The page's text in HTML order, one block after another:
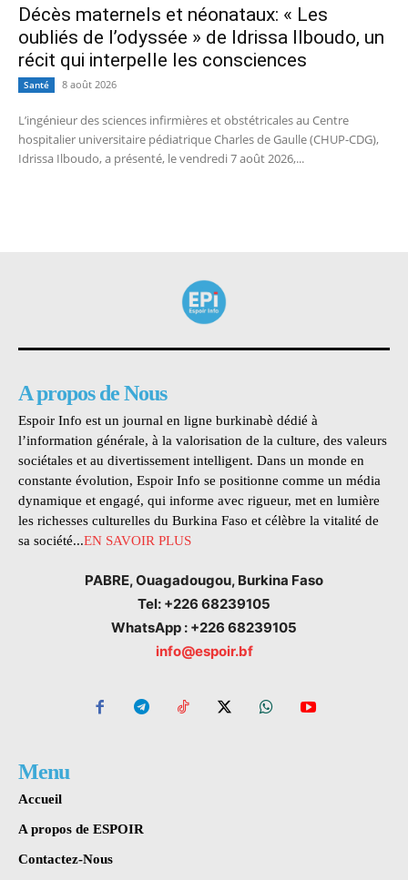
Décès maternels et néonataux: « Les
oubliés de l’odyssée » de Idrissa Ilboudo, un
récit qui interpelle les consciences
Santé 8 août 2026
L’ingénieur des sciences infirmières et obstétricales au Centre
hospitalier universitaire pédiatrique Charles de Gaulle (CHUP-CDG),
Idrissa Ilboudo, a présenté, le vendredi 7 août 2026,...
A propos de Nous
Espoir Info est un journal en ligne burkinabè dédié à
l’information générale, à la valorisation de la culture, des valeurs
sociétales et au divertissement intelligent. Dans un monde en
constante évolution, Espoir Info se positionne comme un média
dynamique et engagé, qui informe avec rigueur, met en lumière
les richesses culturelles du Burkina Faso et célèbre la vitalité de
sa société...EN SAVOIR PLUS
PABRE, Ouagadougou, Burkina Faso
Tel: +226 68239105
WhatsApp : +226 68239105
info@espoir.bf
Menu
Accueil
A propos de ESPOIR
Contactez-Nous